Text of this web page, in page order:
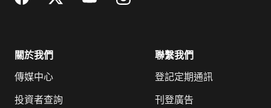
關於我們
傳媒中心
投資者查詢
聯繫我們
登記定期通訊
刊登廣告